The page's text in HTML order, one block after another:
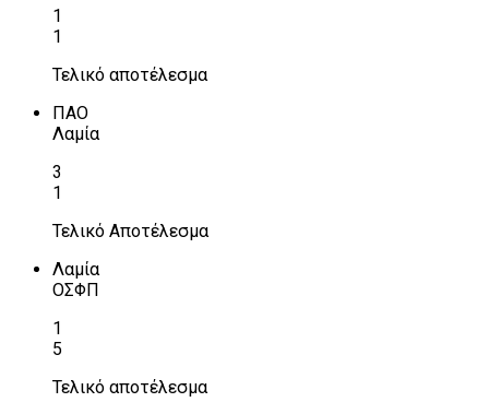
1
1
Τελικό αποτέλεσμα
ΠΑΟ
Λαμία
3
1
Τελικό Αποτέλεσμα
Λαμία
ΟΣΦΠ
1
5
Τελικό αποτέλεσμα